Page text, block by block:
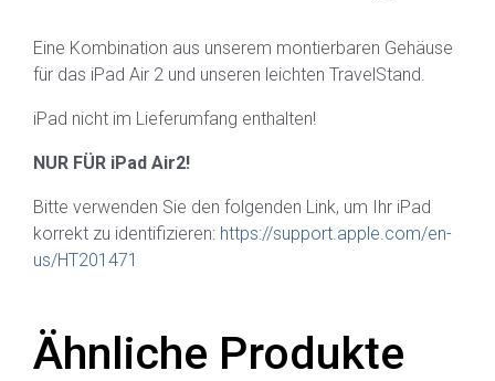
Eine Kombination aus unserem montierbaren Gehäuse
für das iPad Air 2 und unseren leichten TravelStand.
iPad nicht im Lieferumfang enthalten!
NUR FÜR iPad Air2!
Bitte verwenden Sie den folgenden Link, um Ihr iPad
korrekt zu identifizieren: https://support.apple.com/en-
us/HT201471
Ähnliche Produkte